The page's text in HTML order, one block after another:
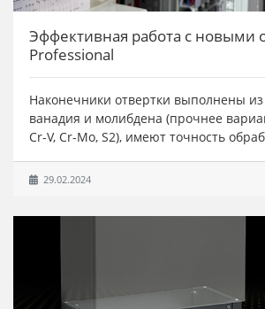
Эффективная работа с новыми
Professional
Наконечники отвертки выполнены
ванадия и молибдена (прочнее
Cr-V, Cr-Mo, S2), имеют точность
29.02.2024